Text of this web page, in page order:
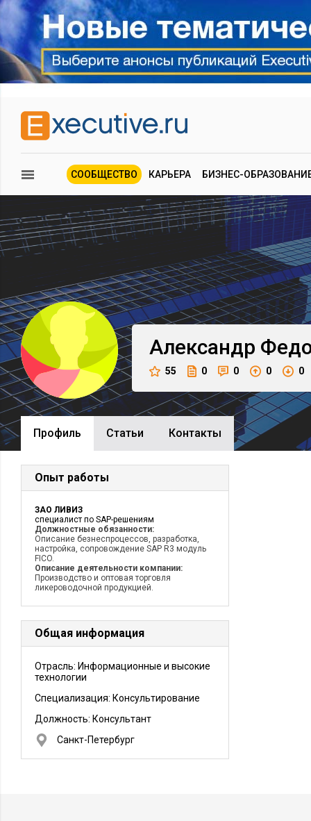
СООБЩЕСТВО КАРЬЕРА БИЗНЕС-
Александр
55 0 0 0 0
Профиль Cтатьи Контакты
Опыт работы
ЗАО ЛИВИЗ
специалист по SAP-решениям
Должностные обязанности:
Описание безнеспроцессов, разработка,
настройка, сопровождение SAP R3 модуль
FICO.
Описание деятельности компании:
Производство и оптовая торговля
ликероводочной продукцией.
Общая информация
Отрасль: Информационные и высокие
технологии
Специализация: Консультирование
Должность: Консультант
Санкт-Петербург